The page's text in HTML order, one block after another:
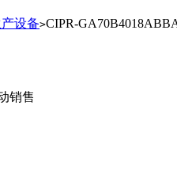
设备>CIPR-
销售